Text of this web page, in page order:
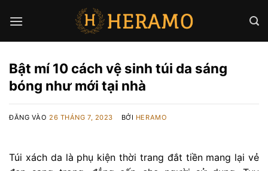
qua
Bật mí 10 cách vệ sinh túi da sáng
bóng như mới tại nhà
ĐĂNG VÀO26 THÁNG 7, 2023 BỞI HERAMO
Túi xách da là phụ kiện thời trang đắt tiền mang lại vẻ